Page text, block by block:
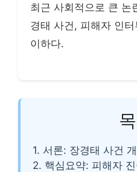
최근 사회적으로 큰 논
경태 사건, 피해자 인
이하다.
1. 서론: 장경태 사건
2. 핵심요약: 피해자